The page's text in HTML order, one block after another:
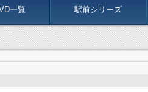
一覧 駅前シリーズ